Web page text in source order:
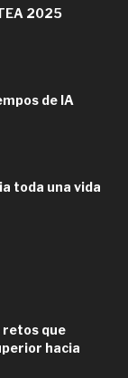
2025
de IA
toda una vida
retos que
hacia